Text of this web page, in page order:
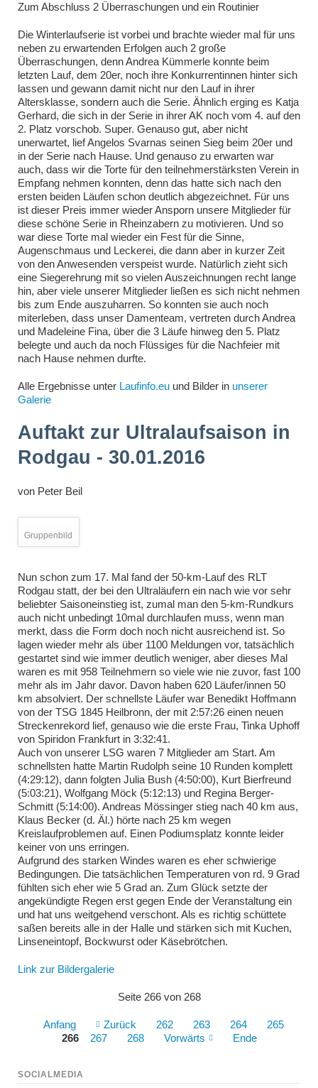
Zum Abschluss 2 Überraschungen und ein Routinier
Die Winterlaufserie ist vorbei und brachte wieder mal für uns
neben zu erwartenden Erfolgen auch 2 große
Überraschungen, denn Andrea Kümmerle konnte beim
letzten Lauf, dem 20er, noch ihre Konkurrentinnen hinter sich
lassen und gewann damit nicht nur den Lauf in ihrer
Altersklasse, sondern auch die Serie. Ähnlich erging es Katja
Gerhard, die sich in der Serie in ihrer AK noch vom 4. auf den
2. Platz vorschob. Super. Genauso gut, aber nicht
unerwartet, lief Angelos Svarnas seinen Sieg beim 20er und
in der Serie nach Hause. Und genauso zu erwarten war
auch, dass wir die Torte für den teilnehmerstärksten Verein in
Empfang nehmen konnten, denn das hatte sich nach den
ersten beiden Läufen schon deutlich abgezeichnet. Für uns
ist dieser Preis immer wieder Ansporn unsere Mitglieder für
diese schöne Serie in Rheinzabern zu motivieren. Und so
war diese Torte mal wieder ein Fest für die Sinne,
Augenschmaus und Leckerei, die dann aber in kurzer Zeit
von den Anwesenden verspeist wurde. Natürlich zieht sich
eine Siegerehrung mit so vielen Auszeichnungen recht lange
hin, aber viele unserer Mitglieder ließen es sich nicht nehmen
bis zum Ende auszuharren. So konnten sie auch noch
miterleben, dass unser Damenteam, vertreten durch Andrea
und Madeleine Fina, über die 3 Läufe hinweg den 5. Platz
belegte und auch da noch Flüssiges für die Nachfeier mit
nach Hause nehmen durfte.
Alle Ergebnisse unter Laufinfo.euund Bilder in unserer
Galerie
Auftakt zur Ultralaufsaison in
Rodgau - 30.01.2016
von Peter Beil
Gruppenbild
Nun schon zum 17. Mal fand der 50-km-Lauf des RLT
Rodgau statt, der bei den Ultraläufern ein nach wie vor sehr
beliebter Saisoneinstieg ist, zumal man den 5-km-Rundkurs
auch nicht unbedingt 10mal durchlaufen muss, wenn man
merkt, dass die Form doch noch nicht ausreichend ist. So
lagen wieder mehr als über 1100 Meldungen vor, tatsächlich
gestartet sind wie immer deutlich weniger, aber dieses Mal
waren es mit 958 Teilnehmern so viele wie nie zuvor, fast 100
mehr als im Jahr davor. Davon haben 620 Läufer/innen 50
km absolviert. Der schnellste Läufer war Benedikt Hoffmann
von der TSG 1845 Heilbronn, der mit 2:57:26 einen neuen
Streckenrekord lief, genauso wie die erste Frau, Tinka Uphoff
von Spiridon Frankfurt in 3:32:41.
Auch von unserer LSG waren 7 Mitglieder am Start. Am
schnellsten hatte Martin Rudolph seine 10 Runden komplett
(4:29:12), dann folgten Julia Bush (4:50:00), Kurt Bierfreund
(5:03:21), Wolfgang Möck (5:12:13) und Regina Berger-
Schmitt (5:14:00). Andreas Mössinger stieg nach 40 km aus,
Klaus Becker (d. Äl.) hörte nach 25 km wegen
Kreislaufproblemen auf. Einen Podiumsplatz konnte leider
keiner von uns erringen.
Aufgrund des starken Windes waren es eher schwierige
Bedingungen. Die tatsächlichen Temperaturen von rd. 9 Grad
fühlten sich eher wie 5 Grad an. Zum Glück setzte der
angekündigte Regen erst gegen Ende der Veranstaltung ein
und hat uns weitgehend verschont. Als es richtig schüttete
saßen bereits alle in der Halle und stärken sich mit Kuchen,
Linseneintopf, Bockwurst oder Käsebrötchen.
Link zur Bildergalerie
Seite 266 von 268
Anfang Zurück 262 263 264
265
266
267 268 Vorwärts Ende
SOCIALMEDIA